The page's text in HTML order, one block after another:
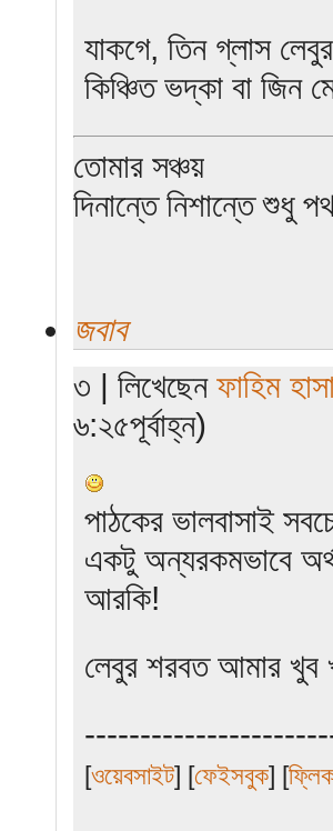
যাকগে, তিন গ্লাস
কিঞ্চিত ভদ্‌কা বা জিন
তোমার সঞ্চয়
দিনান্তে নিশান্তে শুধু
জবাব
৩ | লিখেছেন ফাহিম
৬:২৫পূর্বাহ্ন)
পাঠকের ভালবাসাই
একটু অন্যরকমভাবে
আরকি!
লেবুর শরবত আমার খুব
[ওয়েবসাইট] [ফেইসবুক] [